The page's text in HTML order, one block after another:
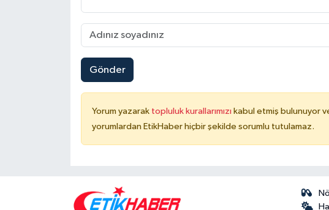
Gönder
Yorum yazarak topluluk kurallarımızı kabul etmiş bulunuyor
yorumlardan EtikHaber hiçbir şekilde sorumlu tutulamaz.